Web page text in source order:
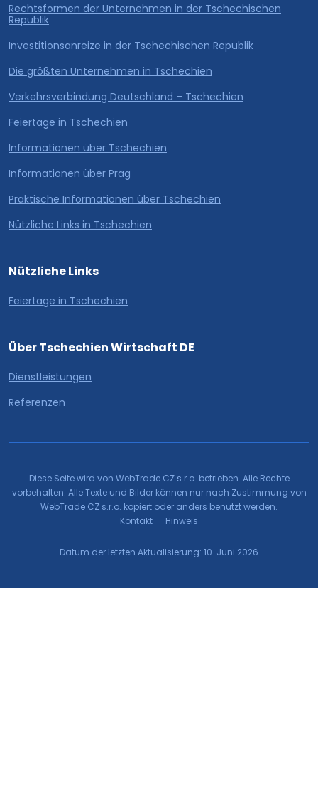
Rechtsformen der Unternehmen in der Tschechischen
Republik
Investitionsanreize in der Tschechischen Republik
Die größten Unternehmen in Tschechien
Verkehrsverbindung Deutschland – Tschechien
Feiertage in Tschechien
Informationen über Tschechien
Informationen über Prag
Praktische Informationen über Tschechien
Nützliche Links in Tschechien
Nützliche Links
Feiertage in Tschechien
Über Tschechien Wirtschaft DE
Dienstleistungen
Referenzen
Diese Seite wird von WebTrade CZ s.r.o. betrieben. Alle Rechte
vorbehalten. Alle Texte und Bilder können nur nach Zustimmung von
WebTrade CZ s.r.o. kopiert oder anders benutzt werden.
Kontakt
Hinweis
Datum der letzten Aktualisierung: 10. Juni 2026